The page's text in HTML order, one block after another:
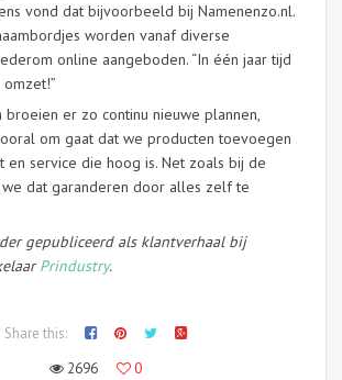
vond dat bijvoorbeeld bij Namenenzo.nl.
worden vanaf diverse
online aangeboden. “In één jaar tijd
broeien er zo continu nieuwe plannen,
om gaat dat we producten toevoegen
en service die hoog is. Net zoals bij de
dat garanderen door alles zelf te
gepubliceerd als klantverhaal bij
Prindustry.
Share this:
2696
0